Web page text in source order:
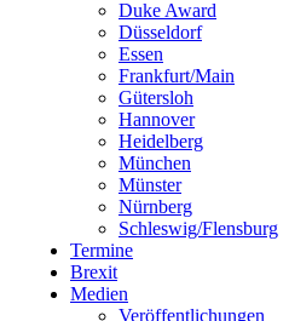
Duke Award
Düsseldorf
Essen
Frankfurt/Main
Gütersloh
Hannover
Heidelberg
München
Münster
Nürnberg
Schleswig/Flensburg
Termine
Brexit
Medien
Veröffentlichungen